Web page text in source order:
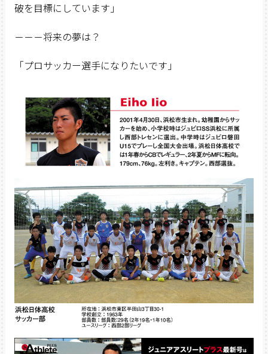
破を目標にしています」
－－－将来の夢は？
「プロサッカー選手になりたいです」